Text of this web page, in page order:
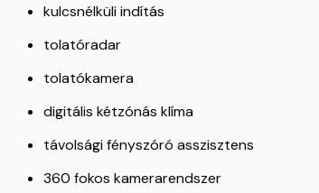
kulcsnélküli indítás
tolatóradar
tolatókamera
digitális kétzónás klíma
távolsági fényszóró asszisztens
360 fokos kamerarendszer